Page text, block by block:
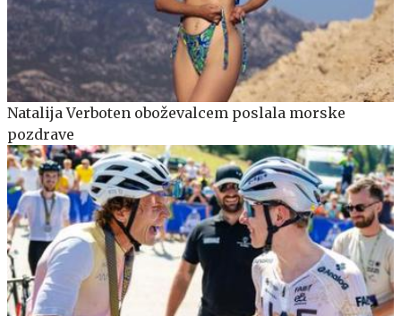
Natalija Verboten oboževalcem poslala morske
pozdrave